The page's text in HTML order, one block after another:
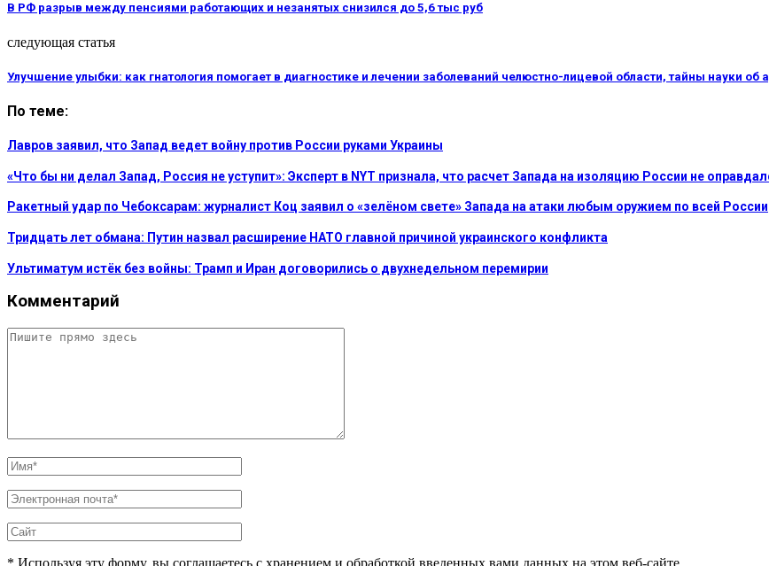
В РФ разрыв между пенсиями работающих и незанятых снизился до 5,6 тыс руб
следующая статья
Улучшение улыбки: как гнатология помогает в диагностике и лечении заболеваний челюстно-лицевой области, тайны науки об
По теме:
Лавров заявил, что Запад ведет войну против России руками Украины
«Что бы ни делал Запад, Россия не уступит»: Эксперт в NYT признала, что расчет Запада на изоляцию России не
Ракетный удар по Чебоксарам: журналист Коц заявил о «зелёном свете» Запада на атаки любым оружием по всей России
Тридцать лет обмана: Путин назвал расширение НАТО главной причиной украинского конфликта
Ультиматум истёк без войны: Трамп и Иран договорились о двухнедельном перемирии
Комментарий
* Используя эту форму, вы соглашаетесь с хранением и обработкой введенных вами данных на этом веб-сайте.